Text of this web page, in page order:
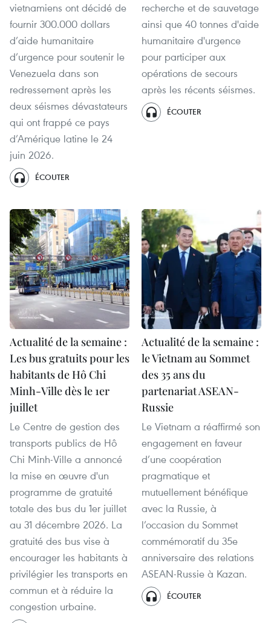
vietnamiens ont décidé de
fournir 300.000 dollars
d’aide humanitaire
d’urgence pour soutenir le
Venezuela dans son
redressement après les
deux séismes dévastateurs
qui ont frappé ce pays
d’Amérique latine le 24
juin 2026.
ÉCOUTER
recherche et de sauvetage
ainsi que 40 tonnes d'aide
humanitaire d'urgence
pour participer aux
opérations de secours
après les récents séismes.
ÉCOUTER
Actualité de la semaine :
Les bus gratuits pour les
habitants de Hô Chi
Minh-Ville dès le 1er
juillet
Le Centre de gestion des
transports publics de Hô
Chi Minh-Ville a annoncé
la mise en œuvre d'un
programme de gratuité
totale des bus du 1er juillet
au 31 décembre 2026. La
gratuité des bus vise à
encourager les habitants à
privilégier les transports en
commun et à réduire la
congestion urbaine.
Actualité de la semaine :
le Vietnam au Sommet
des 35 ans du
partenariat ASEAN-
Russie
Le Vietnam a réaffirmé son
engagement en faveur
d’une coopération
pragmatique et
mutuellement bénéfique
avec la Russie, à
l’occasion du Sommet
commémoratif du 35e
anniversaire des relations
ASEAN-Russie à Kazan.
ÉCOUTER